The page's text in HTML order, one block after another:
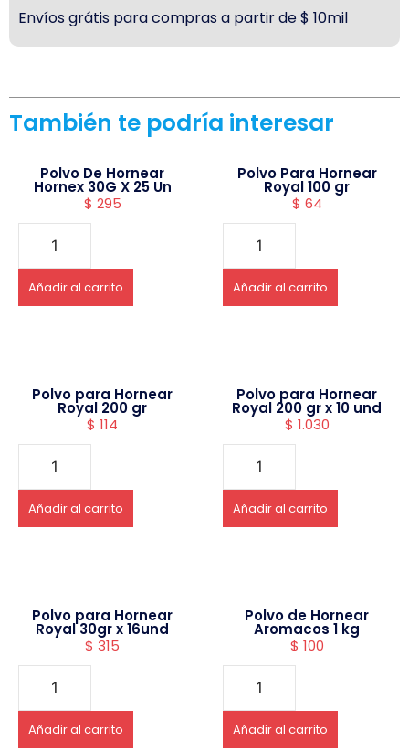
Envíos grátis para compras a partir de $ 10mil
También te podría interesar
Polvo De Hornear
Hornex 30G X 25 Un
$ 295
Añadir al carrito
Polvo Para Hornear
Royal 100 gr
$ 64
Añadir al carrito
Polvo para Hornear
Royal 200 gr
$ 114
Añadir al carrito
Polvo para Hornear
Royal 200 gr x 10 und
$ 1.030
Añadir al carrito
Polvo para Hornear
Royal 30gr x 16und
$ 315
Añadir al carrito
Polvo de Hornear
Aromacos 1 kg
$ 100
Añadir al carrito